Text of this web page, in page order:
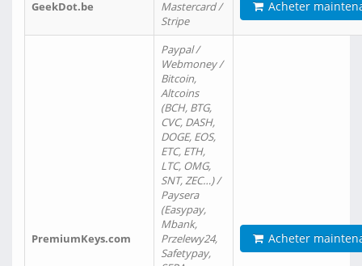
GeekDot.be
Mastercard /
Stripe
Acheter
PremiumKeys.com
Paypal /
Webmoney /
Bitcoin,
Altcoins
(BCH, BTG,
CVC, DASH,
DOGE, EOS,
ETC, ETH,
LTC, OMG,
SNT, ZEC…) /
Paysera
(Easypay,
Mbank,
Przelewy24,
Safetypay,
Acheter